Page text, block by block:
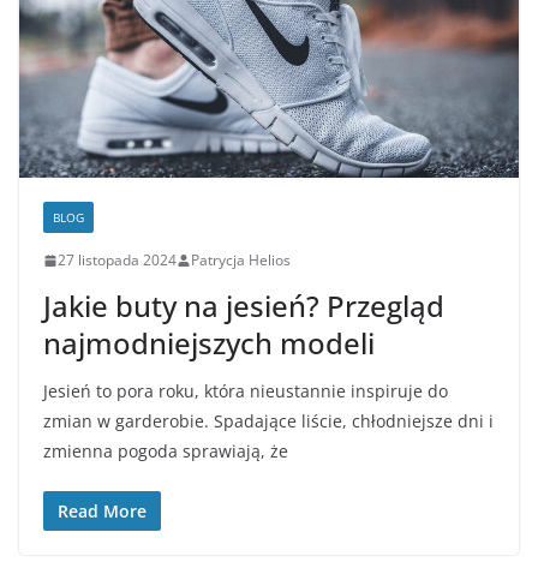
BLOG
27 listopada 2024 Patrycja Helios
Jakie buty na jesień? Przegląd
najmodniejszych modeli
Jesień to pora roku, która nieustannie inspiruje do
zmian w garderobie. Spadające liście, chłodniejsze dni i
zmienna pogoda sprawiają, że
Read More